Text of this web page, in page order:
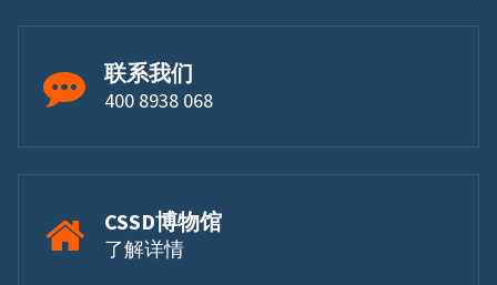
联系我们
400 8938 068
CSSD博物馆
了解详情